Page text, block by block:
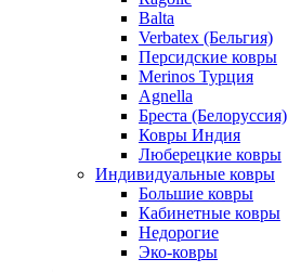
Balta
Verbatex (Бельгия)
Персидские ковры
Merinos Турция
Agnella
Бреста (Белоруссия)
Ковры Индия
Люберецкие ковры
Индивидуальные ковры
Большие ковры
Кабинетные ковры
Недорогие
Эко-ковры